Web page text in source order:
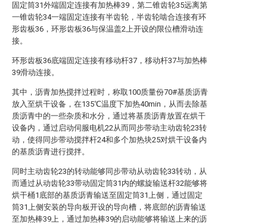
固定筒31外端固定连接有加热棒39，第二锥齿轮35远离第
一锥齿轮34一端固定连接有半齿轮，半齿轮啮合连接有环
形齿板36，环形齿板36与保温盖2上开设的限位槽滑动连
接。
环形齿板36底端固定连接有移动杆37，移动杆37与加热棒
39滑动连接。
其中，沥青加热搅拌过程时，称取100质量份70#基质沥青
放入至烘干设备，在135℃温度下加热40min，从而去除基
质沥青中的一些杂质和水分，通过将基质沥青放置在烘干
设备内，通过启动伺服电机22从而同步带动主动齿轮23转
动，使得同步带动搅拌杆24和多个加热块25对烘干设备内
的基质沥青进行搅拌。
同时主动齿轮23的转动能够同步带动从动齿轮33转动，从
而通过从动齿轮33带动固定筒31内的螺旋输送杆32能够将
烘干桶1底部的基质沥青输送至固定筒31上侧，通过固定
筒31上侧安装的导向板开设的导向槽，将底部的沥青输送
至加热棒39上，通过加热棒39的启动能够将输送上来的沥